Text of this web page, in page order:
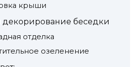
крыши
декорирование беседки
отделка
озеленение